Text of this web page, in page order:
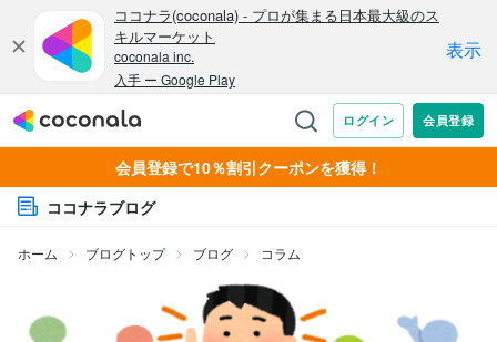
会員登録で10％割引クーポンを獲得！
ココナラブログ
ホーム ブログトップ ブログ コラム